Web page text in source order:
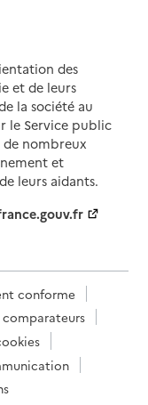
des
et de leurs
la société au
le Service public
nombreux
et
leurs aidants.
conforme
comparateurs